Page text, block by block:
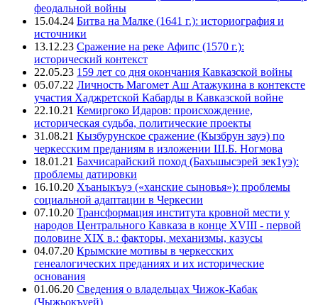
феодальной войны
15.04.24 Битва на Малке (1641 г.): историография и
источники
13.12.23 Сражение на реке Афипс (1570 г.):
исторический контекст
22.05.23 159 лет со дня окончания Кавказской войны
05.07.22 Личность Магомет Аш Атажукина в контексте
участия Хаджретской Кабарды в Кавказской войне
22.10.21 Кемиргоко Идаров: происхождение,
историческая судьба, политические проекты
31.08.21 Кызбурунское сражение (Кызбрун зауэ) по
черкесским преданиям в изложении Ш.Б. Ногмова
18.01.21 Бахчисарайский поход (Бахъшысэрей зек1уэ):
проблемы датировки
16.10.20 Хъаныкъуэ («ханские сыновья»): проблемы
социальной адаптации в Черкесии
07.10.20 Трансформация института кровной мести у
народов Центрального Кавказа в конце XVIII - первой
половине XIX в.: факторы, механизмы, казусы
04.07.20 Крымские мотивы в черкесских
генеалогических преданиях и их исторические
основания
01.06.20 Сведения о владельцах Чижок-Кабак
(Чыжьокъуей)